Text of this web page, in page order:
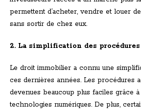
permettent d’acheter, vendre et louer
sans sortir de chez eux.
2. La simplification des procédures
Le droit immobilier a connu une
ces dernières années. Les procédures
devenues beaucoup plus faciles grâce à
technologies numériques. De plus,